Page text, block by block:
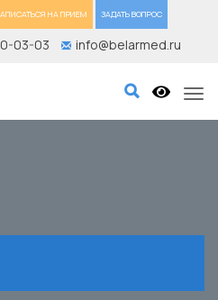
НА ПРИЕМ ЗАДАТЬ ВОПРОС
03-03 info@belarmed.ru